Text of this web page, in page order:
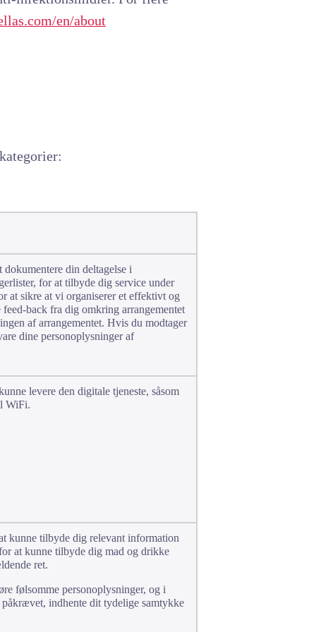
en/about
din deltagelse i
for at tilbyde dig service under
at sikre at vi organiserer et effektivt og
back fra dig omkring arrangementet
af arrangementet. Hvis du modtager
dine personoplysninger af
levere den digitale tjeneste, såsom
WiFi.
kunne tilbyde dig relevant information
at kunne tilbyde dig mad og drikke
ret.
følsomme personoplysninger, og i
indhente dit tydelige samtykke